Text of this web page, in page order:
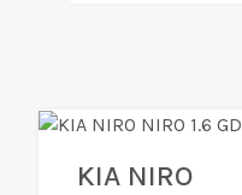
KIA NIRO